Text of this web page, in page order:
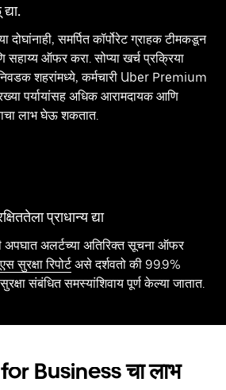
दोघांनाही, समर्पित कॉर्पोरेट ग्राहक टीमकडून
सहाय्य ऑफर करा. सोप्या खर्च प्रक्रिया
शहरांमध्ये, कर्मचारी Uber Premium
पर्यायांसह अधिक आरामदायक आणि
लाभ घेऊ शकतात.
प्राधान्य द्या
अपघात अलर्टच्या अतिरिक्त सूचना ऑफर
सुरक्षा रिपोर्टअसे दर्शवतो की 99.9%
संबंधित समस्यांशिवाय पूर्ण केल्या जातात.
Business चा लाभ